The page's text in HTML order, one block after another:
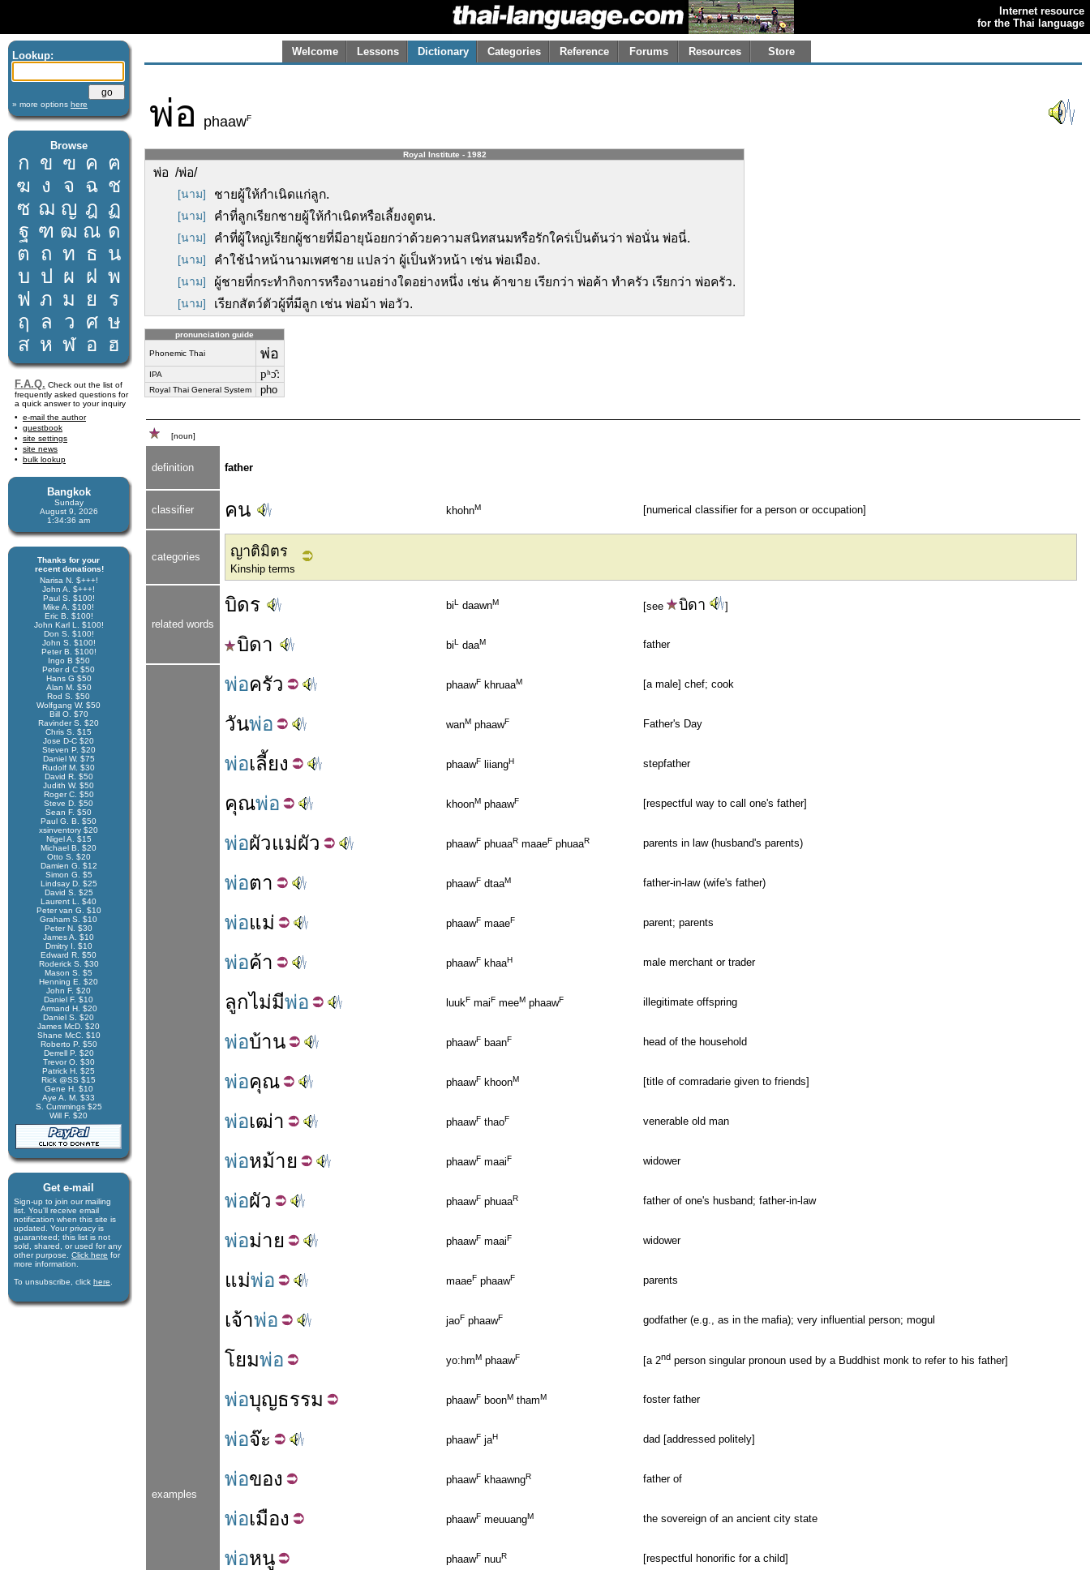
Internet resource
for the Thai language
Lookup:
» more options here
Browse
ก ข ฃ ค ฅ
ฆ ง จ ฉ ช
ซ ฌ ญ ฎ ฏ
ฐ ฑ ฒ ณ ด
ต ถ ท ธ น
บ ป ผ ฝ พ
ฟ ภ ม ย
ร
ฤ
ล ว ศ ษ
ส ห ฬ อ ฮ
F.A.Q. Check out the list of
frequently asked questions for
a quick answer to your inquiry
e-mail the author
guestbook
site settings
site news
bulk lookup
Bangkok
Sunday
August 9, 2026
1:34:37 am
Thanks for your
recent donations!
Narisa N. $+++!
John A. $+++!
Paul S. $100!
Mike A. $100!
Eric B. $100!
John Karl L. $100!
Don S. $100!
John S. $100!
Peter B. $100!
Ingo B $50
Peter d C $50
Hans G $50
Alan M. $50
Rod S. $50
Wolfgang W. $50
Bill O. $70
Ravinder S. $20
Chris S. $15
Jose D-C $20
Steven P. $20
Daniel W. $75
Rudolf M. $30
David R. $50
Judith W. $50
Roger C. $50
Steve D. $50
Sean F. $50
Paul G. B. $50
xsinventory $20
Nigel A. $15
Michael B. $20
Otto S. $20
Damien G. $12
Simon G. $5
Lindsay D. $25
David S. $25
Laurent L. $40
Peter van G. $10
Graham S. $10
Peter N. $30
James A. $10
Dmitry I. $10
Edward R. $50
Roderick S. $30
Mason S. $5
Henning E. $20
John F. $20
Daniel F. $10
Armand H. $20
Daniel S. $20
James McD. $20
Shane McC. $10
Roberto P. $50
Derrell P. $20
Trevor O. $30
Patrick H. $25
Rick @SS $15
Gene H. $10
Aye A. M. $33
S. Cummings $25
Will F. $20
Get e-mail
Sign-up to join our mail­ing
list. You'll receive e­mail
notification when this site is
updated. Your privacy is
guaran­teed; this list is not
sold, shared, or used for any
other purpose. Click here for
more infor­mation.
To unsubscribe, click here
Welcome Lessons Dictionary Categories Reference Forums Resources Store
พ่อ phaawF
Royal Institute - 1982
พ่อ /พ่อ/
[นาม] ชายผู้ให้กำเนิดแก่ลูก.
[นาม] คำที่ลูกเรียกชายผู้ให้กำเนิดหรือเลี้ยงดูตน.
[นาม] คำที่ผู้ใหญ่เรียกผู้ชายที่มีอายุน้อยกว่าด้วยความสนิทสนมหรือรักใคร่เป็นต้นว่า พ่อนั่น พ่อนี่.
[นาม] คำใช้นำหน้านามเพศชาย แปลว่า ผู้เป็นหัวหน้า เช่น พ่อเมือง.
[นาม] ผู้ชายที่กระทำกิจการหรืองานอย่างใดอย่างหนึ่ง เช่น ค้าขาย เรียกว่า พ่อค้า ทำครัว เรียกว่า พ่อครัว.
[นาม] เรียกสัตว์ตัวผู้ที่มีลูก เช่น พ่อม้า พ่อวัว.
pronunciation guide
Phonemic Thai พ่อ
IPA pʰɔ̂ː
Royal Thai General System pho
[noun]
definition father
classifier คน khohnM [numerical classifier for a person or occupation]
categories ญาติมิตร
Kinship terms
related words
บิดร biL daawnM [see บิดา ]
บิดา biL daaM father
examples
พ่อครัว phaawF khruaaM [a male] chef; cook
วันพ่อ wanM phaawF Father's Day
พ่อเลี้ยง phaawF liiangH stepfather
คุณพ่อ khoonM phaawF [respectful way to call one's father]
พ่อผัวแม่ผัว phaawF phuaaR maaeF phuaaR parents in law (husband's parents)
พ่อตา phaawF dtaaM father-in-law (wife's father)
พ่อแม่ phaawF maaeF parent; parents
พ่อค้า phaawF khaaH male merchant or trader
ลูกไม่มีพ่อ luukF maiF meeM phaawF illegitimate offspring
พ่อบ้าน phaawF baanF head of the household
พ่อคุณ phaawF khoonM [title of comradarie given to friends]
พ่อเฒ่า phaawF thaoF venerable old man
พ่อหม้าย phaawF maaiF widower
พ่อผัว phaawF phuaaR father of one's husband; father-in-law
พ่อม่าย phaawF maaiF widower
แม่พ่อ maaeF phaawF parents
เจ้าพ่อ jaoF phaawF godfather (e.g., as in the mafia); very influential person; mogul
โยมพ่อ yo:hmM phaawF [a 2nd person singular pronoun used by a Buddhist monk to refer to his father]
พ่อบุญธรรม phaawF boonM thamM foster father
พ่อจ๊ะ phaawF jaH dad [addressed politely]
พ่อของ phaawF khaawngR father of
พ่อเมือง phaawF meuuangM the sovereign of an ancient city state
พ่อหนู phaawF nuuR [respectful honorific for a child]